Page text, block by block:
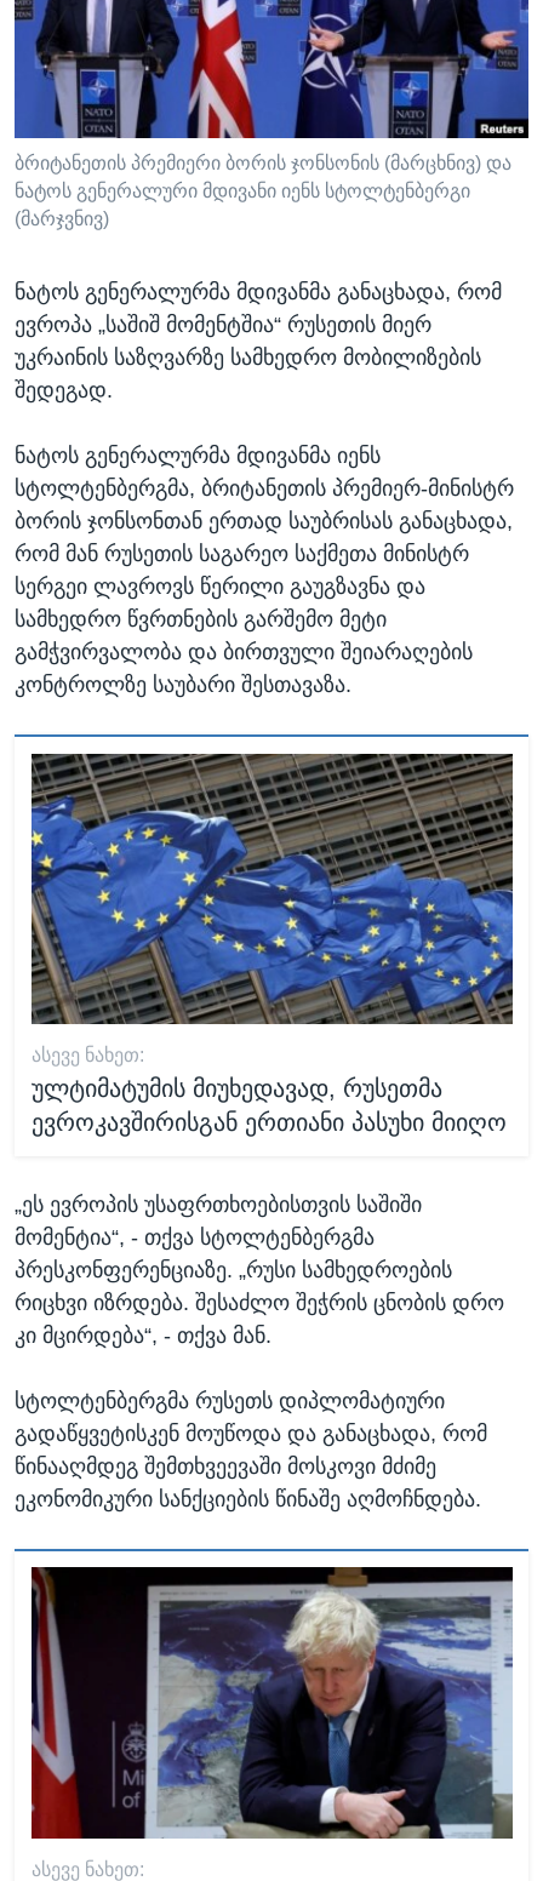
ᲡᲢᲣᲓᲘᲐ ᲕᲐᲨᲘᲜᲒᲢᲝᲜᲘ
ᲔᲙᲝᲜᲝᲛᲘᲙᲐ
ᲯᲐᲜᲛᲠᲗᲔᲚᲝᲑᲐ
ᲛᲔᲪᲜᲘᲔᲠᲔᲑᲐ
ᲘᲜᲢᲔᲠᲕᲘᲣ
ᲙᲣᲚᲢᲣᲠᲐ
ᲓᲔᲖᲘᲜᲤᲝᲠᲛᲐᲪᲘᲐ
Learning English
ᲗᲕᲐᲚᲘ ᲒᲕᲐᲓᲔᲕᲜᲔᲗ
ენები
ბრიტანეთის პრემიერი ბორის ჯონსონის (მარცხნივ) და
ნატოს გენერალური მდივანი იენს სტოლტენბერგი
(მარჯვნივ)
ნატოს გენერალურმა მდივანმა განაცხადა, რომ
ევროპა „საშიშ მომენტშია“ რუსეთის მიერ
უკრაინის საზღვარზე სამხედრო მობილიზების
შედეგად.
ნატოს გენერალურმა მდივანმა იენს
სტოლტენბერგმა, ბრიტანეთის პრემიერ-მინისტრ
ბორის ჯონსონთან ერთად საუბრისას განაცხადა,
რომ მან რუსეთის საგარეო საქმეთა მინისტრ
სერგეი ლავროვს წერილი გაუგზავნა და
სამხედრო წვრთნების გარშემო მეტი
გამჭვირვალობა და ბირთვული შეიარაღების
კონტროლზე საუბარი შესთავაზა.
ᲐᲡᲔᲕᲔ ᲜᲐᲮᲔᲗ:
ულტიმატუმის მიუხედავად, რუსეთმა
ევროკავშირისგან ერთიანი პასუხი მიიღო
„ეს ევროპის უსაფრთხოებისთვის საშიში
მომენტია“, - თქვა სტოლტენბერგმა
პრესკონფერენციაზე. „რუსი სამხედროების
რიცხვი იზრდება. შესაძლო შეჭრის ცნობის დრო
კი მცირდება“, - თქვა მან.
სტოლტენბერგმა რუსეთს დიპლომატიური
გადაწყვეტისკენ მოუწოდა და განაცხადა, რომ
წინააღმდეგ შემთხვეევაში მოსკოვი მძიმე
ეკონომიკური სანქციების წინაშე აღმოჩნდება.
ᲐᲡᲔᲕᲔ ᲜᲐᲮᲔᲗ: